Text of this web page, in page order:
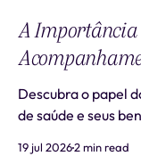
A
Descubra o papel
de saúde e seus
19 jul 20262 min read